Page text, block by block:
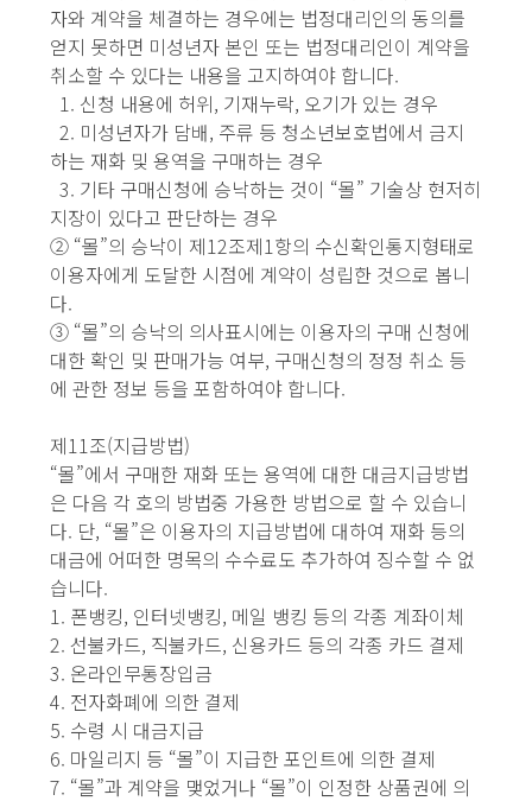
자와 계약을 체결하는 경우에는 법정대리인의 동의를
얻지 못하면 미성년자 본인 또는 법정대리인이 계약을
취소할 수 있다는 내용을 고지하여야 합니다.
1. 신청 내용에 허위, 기재누락, 오기가 있는 경우
2. 미성년자가 담배, 주류 등 청소년보호법에서 금지
하는 재화 및 용역을 구매하는 경우
3. 기타 구매신청에 승낙하는 것이 “몰” 기술상 현저히
지장이 있다고 판단하는 경우
② “몰”의 승낙이 제12조제1항의 수신확인통지형태로
이용자에게 도달한 시점에 계약이 성립한 것으로 봅니
다.
③ “몰”의 승낙의 의사표시에는 이용자의 구매 신청에
대한 확인 및 판매가능 여부, 구매신청의 정정 취소 등
에 관한 정보 등을 포함하여야 합니다.
제11조(지급방법)
“몰”에서 구매한 재화 또는 용역에 대한 대금지급방법
은 다음 각 호의 방법중 가용한 방법으로 할 수 있습니
다. 단, “몰”은 이용자의 지급방법에 대하여 재화 등의
대금에 어떠한 명목의 수수료도 추가하여 징수할 수 없
습니다.
1. 폰뱅킹, 인터넷뱅킹, 메일 뱅킹 등의 각종 계좌이체
2. 선불카드, 직불카드, 신용카드 등의 각종 카드 결제
3. 온라인무통장입금
4. 전자화폐에 의한 결제
5. 수령 시 대금지급
6. 마일리지 등 “몰”이 지급한 포인트에 의한 결제
7. “몰”과 계약을 맺었거나 “몰”이 인정한 상품권에 의